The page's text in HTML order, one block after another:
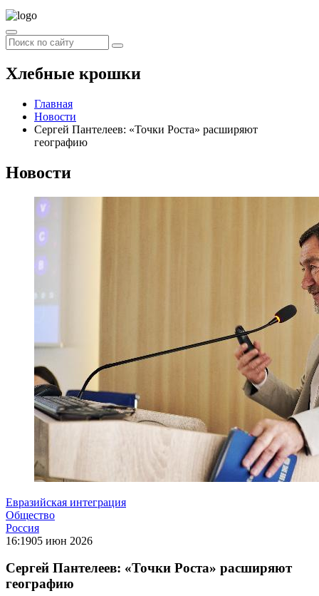
Хлебные крошки
Главная
Новости
Сергей Пантелеев: «Точки Роста» расширяют
географию
Новости
Евразийская интеграция
Общество
Россия
16:1905 июн 2026
Сергей Пантелеев: «Точки Роста» расширяют
географию